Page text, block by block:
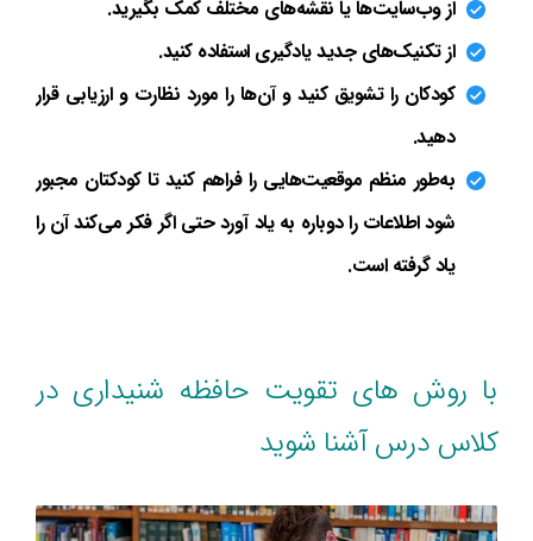
از وب‌سایت‌ها یا نقشه‌های مختلف کمک بگیرید.
از تکنیک‌های جدید یادگیری استفاده کنید.
کودکان را تشویق کنید و آن‌ها را مورد نظارت و ارزیابی قرار
دهید.
به‌طور منظم موقعیت‌هایی را فراهم کنید تا کودکتان مجبور
شود اطلاعات را دوباره به یاد آورد حتی اگر فکر می‌کند آن را
یاد گرفته است.
با روش های تقویت حافظه شنیداری در
کلاس درس آشنا شوید